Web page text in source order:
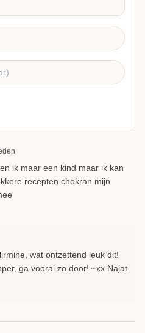
ik maar een kind maar ik kan
recepten chokran mijn
wat ontzettend leuk dit!
ga vooral zo door! ~xx Najat